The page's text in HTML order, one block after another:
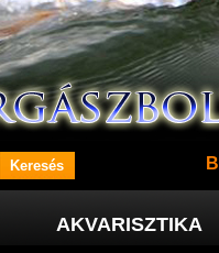
AKVARISZTIKA